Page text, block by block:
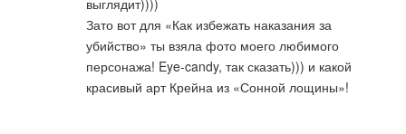
выглядит))))
Зато вот для «Как избежать наказания за
убийство» ты взяла фото моего любимого
персонажа! Eye-candy, так сказать))) и какой
красивый арт Крейна из «Сонной лощины»!